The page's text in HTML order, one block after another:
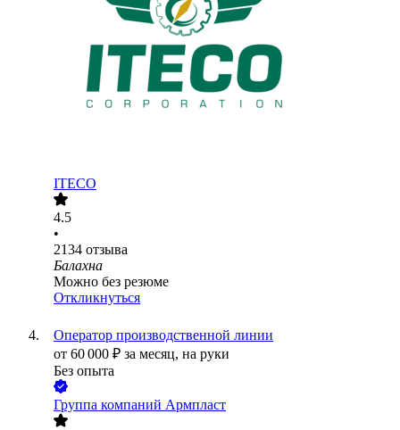
ITECO
4.5
•
2134 отзыва
Балахна
Можно без резюме
Откликнуться
Оператор производственной линии
от 60 000 ₽ за месяц, на руки
Без опыта
Группа компаний Армпласт